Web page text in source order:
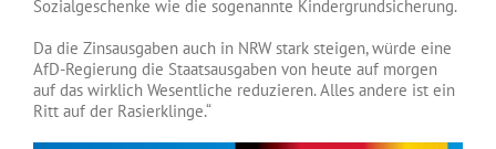
Sozialgeschenke wie die sogenannte Kindergrundsicherung.
Da die Zinsausgaben auch in NRW stark steigen, würde eine
AfD-Regierung die Staatsausgaben von heute auf morgen
auf das wirklich Wesentliche reduzieren. Alles andere ist ein
Ritt auf der Rasierklinge.“